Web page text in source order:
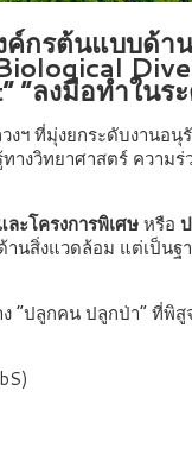
กรต้นแบบด้
งมือทำในร
ฯ ที่มุ่งยกระดับงานอ
างวิทยาศาสตร์ ควา
ะโครงการพิเศษหรือ
านสิ่งแวดล้อม แต่เป็
“ปลูกคน ปลูกป่า” ที่